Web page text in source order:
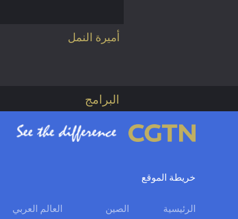
أميرة النمل
البرامج
خريطة الموقع
الرئيسية الصين العالم العربي